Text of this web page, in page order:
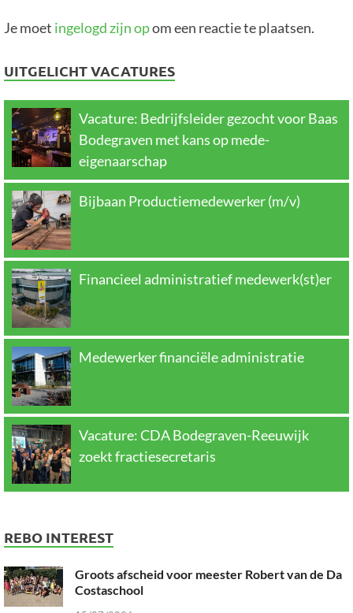
Je moet ingelogd zijn opom een reactie te plaatsen.
UITGELICHT VACATURES
Vacature: Bedrijfsleider gezocht voor Baas
Bodegraven met kans op mede-
eigenaarschap
Bijbaan Productiemedewerker (m/v)
Financieel administratief medewerk(st)er
Medewerker financiële administratie
Vacature: CDA Bodegraven-Reeuwijk
zoekt fractiesecretaris
REBO INTEREST
Groots afscheid voor meester Robert van de Da
Costaschool